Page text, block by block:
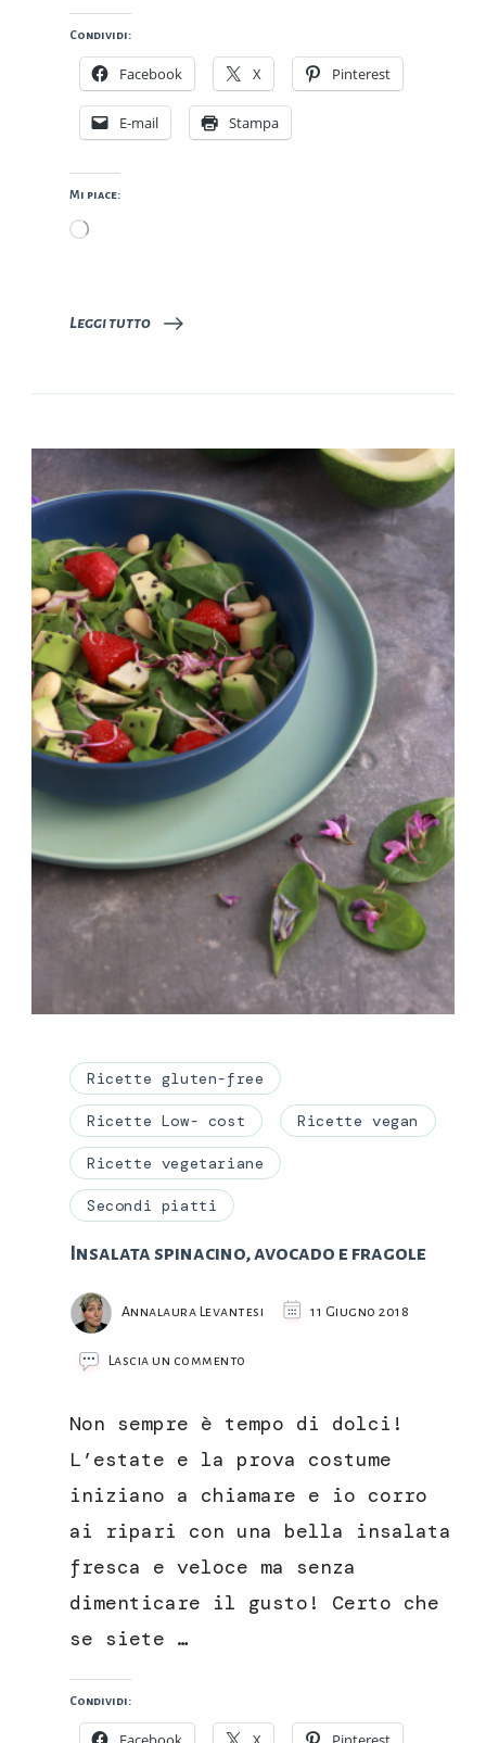
Condividi:
Facebook X Pinterest
E-mail Stampa
Mi piace:
Caricamento
Leggi tutto
Ricette gluten-free
Ricette Low- cost Ricette vegan
Ricette vegetariane
Secondi piatti
Insalata spinacino, avocado e fragole
Annalaura Levantesi 11 Giugno 2018
Lascia un commento
avocado
Non sempre è tempo di dolci!
L’estate e la prova costume
iniziano a chiamare e io corro
ai ripari con una bella insalata
fresca e veloce ma senza
dimenticare il gusto! Certo che
se siete …
Condividi: